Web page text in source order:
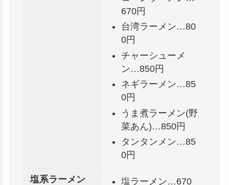
670円
台湾ラーメン…80
0円
チャーシューメ
ン…850円
ネギラーメン…85
0円
うま煮ラーメン(野
菜あん)…850円
タンタンメン…85
0円
塩系ラーメン
塩ラーメン…670